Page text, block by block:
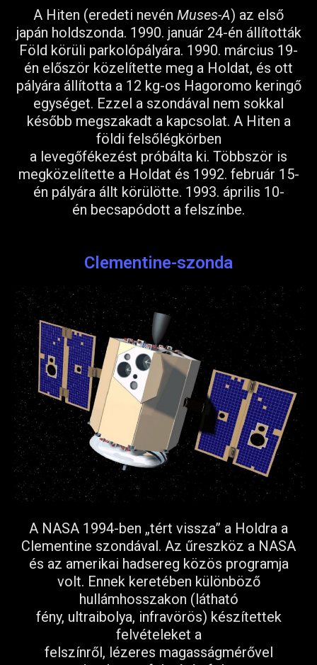
A Hiten (eredeti nevén Muses-A) az első
japán holdszonda. 1990. január 24-én állították
Föld körüli parkolópályára. 1990. március 19-
én először közelítette meg a Holdat, és ott
pályára állította a 12 kg-os Hagoromo keringő
egységet. Ezzel a szondával nem sokkal
később megszakadt a kapcsolat. A Hiten a
földi felsőlégkörben
a levegőfékezést próbálta ki. Többször is
megközelítette a Holdat és 1992. február 15-
én pályára állt körülötte. 1993. április 10-
én becsapódott a felszínbe.
Clementine-szonda
A NASA 1994-ben „tért vissza” a Holdra a
Clementine szondával. Az űreszköz a NASA
és az amerikai hadsereg közös programja
volt. Ennek keretében különböző
hullámhosszakon (látható
fény, ultraibolya, infravörös) készítettek
felvételeket a
felszínről, lézeres magasságmérővel